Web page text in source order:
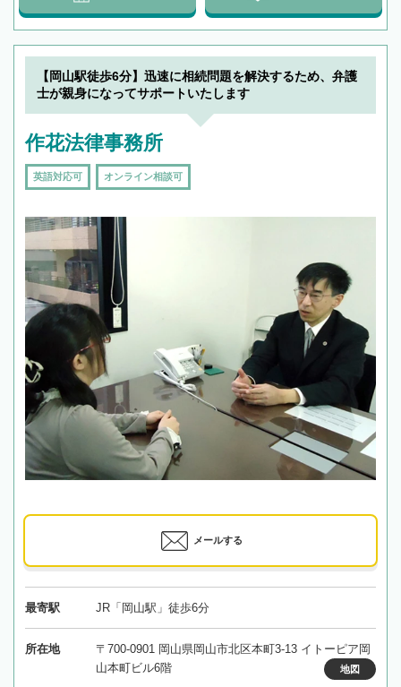
【岡山駅徒歩6分】迅速に相続問題を解決するため、弁護
士が親身になってサポートいたします
作花法律事務所
英語対応可 オンライン相談可
メールする
最寄駅 JR「岡山駅」徒歩6分
所在地
〒700-0901 岡山県岡山市北区本町3-13 イトーピア岡
山本町ビル6階
地図